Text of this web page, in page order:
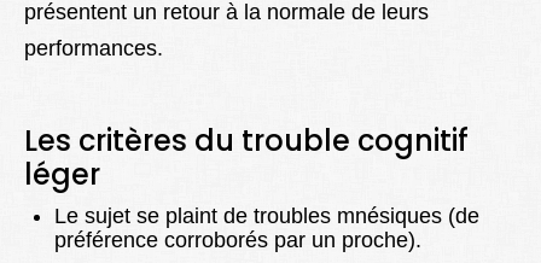
présentent un retour à la normale de leurs
performances.
Les critères du trouble cognitif
léger
Le sujet se plaint de troubles mnésiques (de
préférence corroborés par un proche).